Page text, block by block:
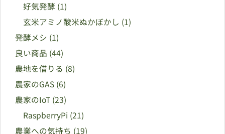
好気発酵 (1)
玄米アミノ酸米ぬかぼかし (1)
発酵メシ (1)
良い商品 (44)
農地を借りる (8)
農家のGAS (6)
農家のIoT (23)
RaspberryPi (21)
農業への気持ち (19)